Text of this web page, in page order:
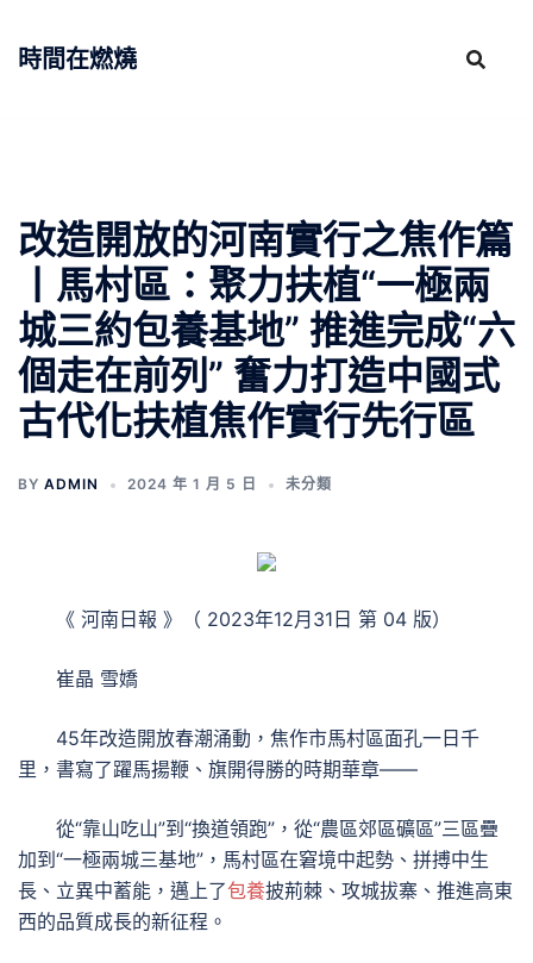
時間在燃燒
改造開放的河南實行之焦作篇
丨馬村區：聚力扶植“一極兩
城三約包養基地” 推進完成“六
個走在前列” 奮力打造中國式
古代化扶植焦作實行先行區
BY ADMIN 2024 年 1 月 5 日 未分類
《 河南日報 》（ 2023年12月31日 第 04 版）
崔晶 雪嬌
45年改造開放春潮涌動，焦作市馬村區面孔一日千
里，書寫了躍馬揚鞭、旗開得勝的時期華章——
從“靠山吃山”到“換道領跑”，從“農區郊區礦區”三區疊
加到“一極兩城三基地”，馬村區在窘境中起勢、拼搏中生
長、立異中蓄能，邁上了包養披荊棘、攻城拔寨、推進高東
西的品質成長的新征程。